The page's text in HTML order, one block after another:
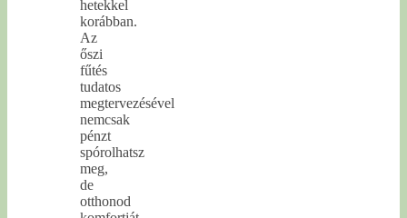
hetekkel
korábban.
Az
őszi
fűtés
tudatos
megtervezésével
nemcsak
pénzt
spórolhatsz
meg,
de
otthonod